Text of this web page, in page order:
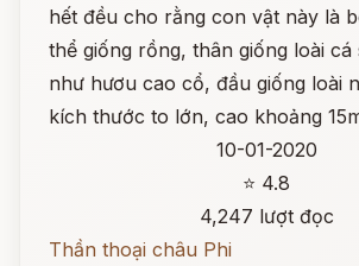
hết đều cho rằng con vật này là
thể giống rồng, thân giống loài cá
như hươu cao cổ, đầu giống loài
kích thước to lớn, cao khoảng
10-01-2020
⭐ 4.8
4,247 lượt đọc
Thần thoại châu Phi